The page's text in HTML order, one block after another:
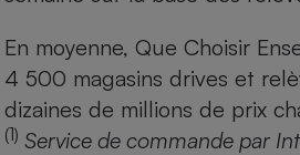
En moyenne, Que Choisir
4 500 magasins drives et
dizaines de millions de prix
(1) Service de commande par